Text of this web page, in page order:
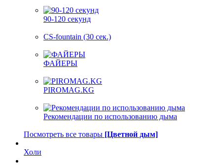
90-120 секунд
CS-fountain (30 сек.)
ФАЙЕРЫ
PIROMAG.KG
Рекомендации по использованию дыма
Посмотреть все товары [Цветной дым]
Холи